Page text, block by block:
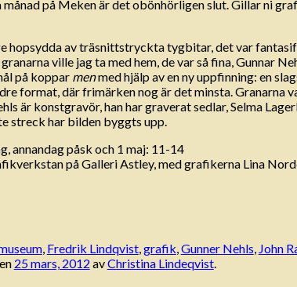
på Meken är det obönhörligen slut. Gillar ni
hopsydda av träsnittstryckta tygbitar, det var
ville jag ta med hem, de var så fina, Gunnar
på koppar menmed hjälp av en ny uppfinning: en
format, där frimärken nog är det minsta. Granarna
är konstgravör, han har graverat sedlar, Selma
streck har bilden byggts upp.
annandag påsk och 1 maj: 11-14
på Galleri Astley, med grafikerna Lina
, Fredrik Lindqvist,grafik,Gunner Nehls, John
25 mars, 2012 avChristina Lindeqvist.